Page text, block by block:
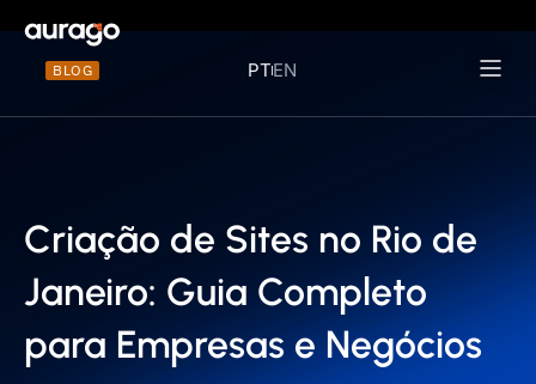
BLOG PTEN
Criação de Sites no Rio de
Janeiro: Guia Completo
para Empresas e Negócios